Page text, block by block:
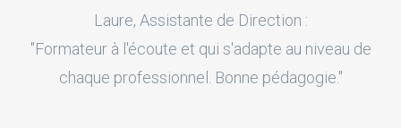
Laure, Assistante de Direction :
"Formateur à l'écoute et qui s'adapte au niveau de
chaque professionnel. Bonne pédagogie."